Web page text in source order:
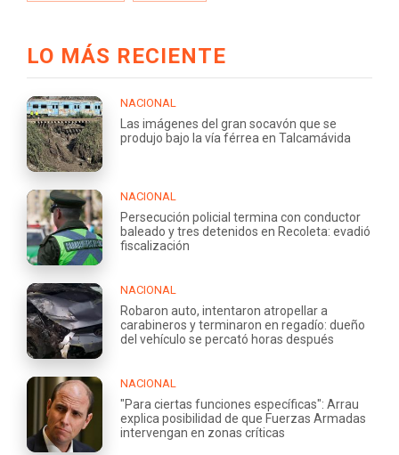
LO MÁS RECIENTE
NACIONAL
Las imágenes del gran socavón que se
produjo bajo la vía férrea en Talcamávida
NACIONAL
Persecución policial termina con conductor
baleado y tres detenidos en Recoleta: evadió
fiscalización
NACIONAL
Robaron auto, intentaron atropellar a
carabineros y terminaron en regadío: dueño
del vehículo se percató horas después
NACIONAL
"Para ciertas funciones específicas": Arrau
explica posibilidad de que Fuerzas Armadas
intervengan en zonas críticas